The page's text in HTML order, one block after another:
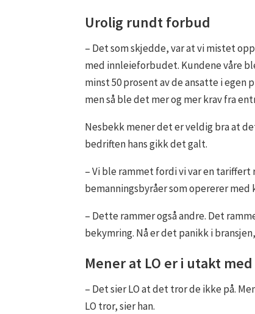
Urolig rundt forbud
– Det som skjedde, var at vi mistet
med innleieforbudet. Kundene våre
minst 50 prosent av de ansatte i egen
men så ble det mer og mer krav fra
Nesbekk mener det er veldig bra at
bedriften hans gikk det galt.
– Vi ble rammet fordi vi var en
bemanningsbyråer som opererer
– Dette rammer også andre. Det
bekymring. Nå er det panikk i
Mener at LO er i utakt
– Det sier LO at det tror de ikke på.
LO tror, sier han.